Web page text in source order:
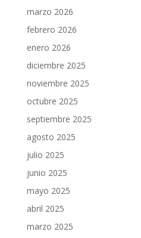
marzo 2026
febrero 2026
enero 2026
diciembre 2025
noviembre 2025
octubre 2025
septiembre 2025
agosto 2025
julio 2025
junio 2025
mayo 2025
abril 2025
marzo 2025